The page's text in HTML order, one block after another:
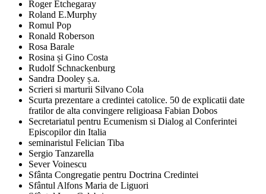
Roger Etchegaray
Roland E.Murphy
Romul Pop
Ronald Roberson
Rosa Barale
Rosina și Gino Costa
Rudolf Schnackenburg
Sandra Dooley ș.a.
Scrieri si marturii Silvano Cola
Scurta prezentare a credintei catolice. 50 de explicatii date
fratilor de alta convingere religioasa Fabian Dobos
Secretariatul pentru Ecumenism si Dialog al Conferintei
Episcopilor din Italia
seminaristul Felician Tiba
Sergio Tanzarella
Sever Voinescu
Sfânta Congregatie pentru Doctrina Credintei
Sfântul Alfons Maria de Liguori